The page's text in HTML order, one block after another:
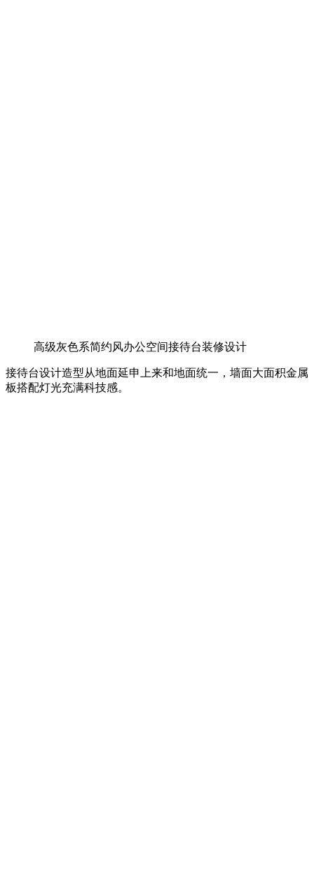
高级灰色系简约风办公空间接待台装修设计
接待台设计造型从地面延申上来和地面统一，墙面大面积金属
板搭配灯光充满科技感。